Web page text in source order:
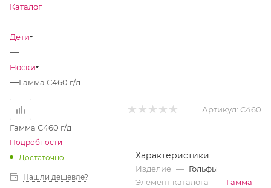
Каталог
—
Дети
—
Носки
—Гамма С460 г/д
Артикул: С460
Гамма С460 г/д
Подробности
Достаточно
Нашли дешевле?
Характеристики
Изделие — Гольфы
Элемент каталога — Гамма